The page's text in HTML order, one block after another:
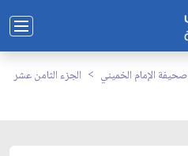
صحيفة الإمام الخميني
الجزء الثامن عشر